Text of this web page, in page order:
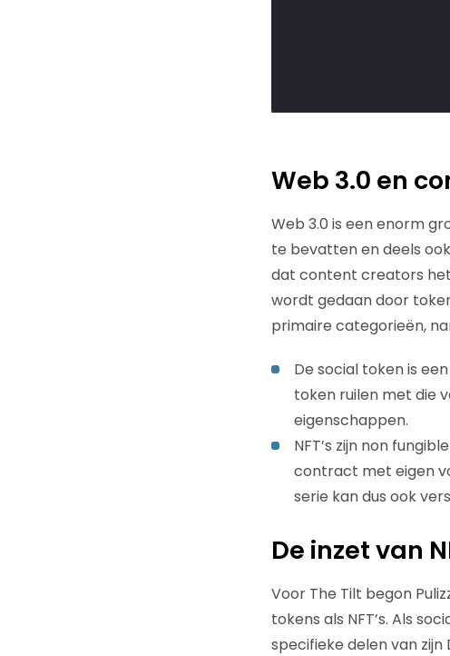
Web 3.0 en
Web 3.0 is een enorm
te bevatten en deels
dat content creators
wordt gedaan door
primaire categorieën,
De social token is
token ruilen met die
eigenschappen.
NFT’s zijn non
contract met eigen
serie kan dus ook
De inzet van
Voor The Tilt begon
tokens als NFT’s. Als
specifieke delen van